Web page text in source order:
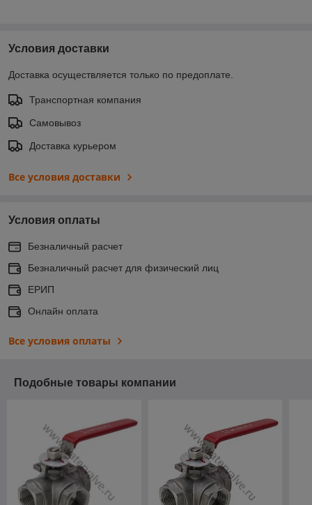
Условия доставки
Доставка осуществляется только по предоплате.
Транспортная компания
Самовывоз
Доставка курьером
Все условия доставки
Условия оплаты
Безналичный расчет
Безналичный расчет для физический лиц
ЕРИП
Онлайн оплата
Все условия оплаты
Подобные товары компании